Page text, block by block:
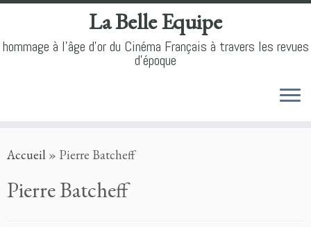
to
La Belle Equipe
hommage à l'âge d'or du Cinéma Français à travers les revues
d'époque
Accueil » Pierre Batcheff
Pierre Batcheff